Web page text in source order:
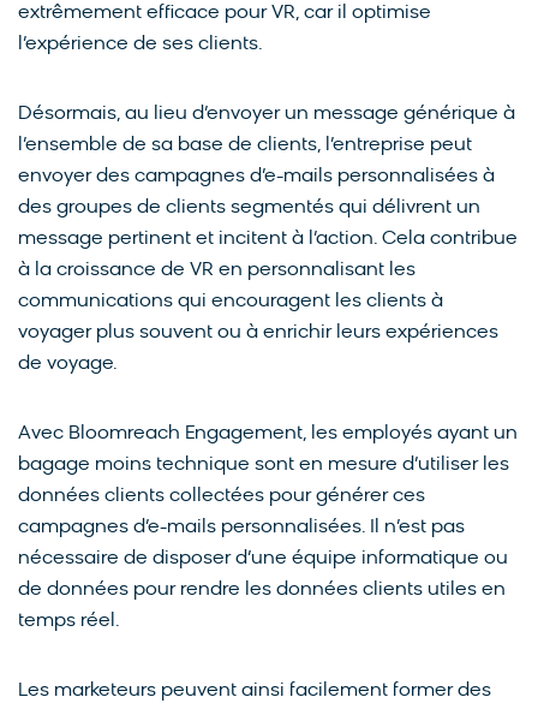
extrêmement efficace pour VR, car il optimise
l’expérience de ses clients.
Désormais, au lieu d’envoyer un message générique à
l’ensemble de sa base de clients, l’entreprise peut
envoyer des campagnes d’e-mails personnalisées à
des groupes de clients segmentés qui délivrent un
message pertinent et incitent à l’action. Cela contribue
à la croissance de VR en personnalisant les
communications qui encouragent les clients à
voyager plus souvent ou à enrichir leurs expériences
de voyage.
Avec Bloomreach Engagement, les employés ayant un
bagage moins technique sont en mesure d’utiliser les
données clients collectées pour générer ces
campagnes d’e-mails personnalisées. Il n’est pas
nécessaire de disposer d’une équipe informatique ou
de données pour rendre les données clients utiles en
temps réel.
Les marketeurs peuvent ainsi facilement former des